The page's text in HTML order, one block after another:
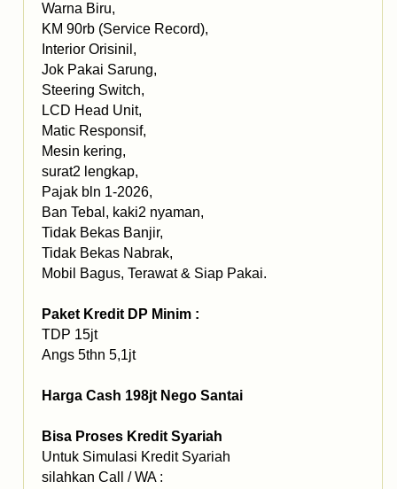
Warna Biru,
KM 90rb (Service Record),
Interior Orisinil,
Jok Pakai Sarung,
Steering Switch,
LCD Head Unit,
Matic Responsif,
Mesin kering,
surat2 lengkap,
Pajak bln 1-2026,
Ban Tebal, kaki2 nyaman,
Tidak Bekas Banjir,
Tidak Bekas Nabrak,
Mobil Bagus, Terawat & Siap Pakai.
Paket Kredit DP Minim :
TDP 15jt
Angs 5thn 5,1jt
Harga Cash 198jt Nego Santai
Bisa Proses Kredit Syariah
Untuk Simulasi Kredit Syariah
silahkan Call / WA :